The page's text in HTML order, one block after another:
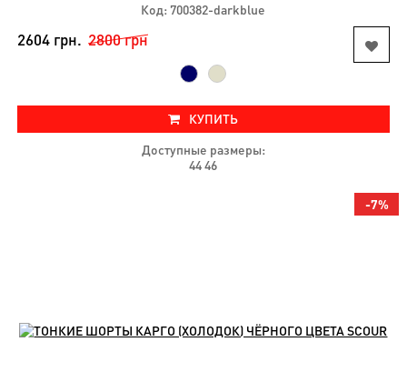
Код: 700382-darkblue
2604 грн. 2800 грн
КУПИТЬ
Доступные размеры:
44 46
-7%